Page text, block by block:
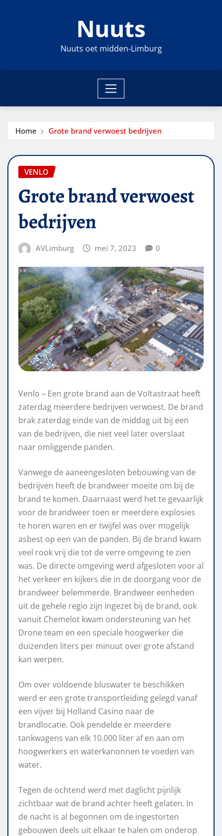
Nuuts
Nuuts oet midden-Limburg
Home Grote brand verwoest bedrijven
VENLO
Grote brand verwoest
bedrijven
AVLimburg mei 7, 2023 0
Venlo – Een grote brand aan de Voltastraat heeft
zaterdag meerdere bedrijven verwoest. De brand
brak zaterdag einde van de middag uit bij een
van de bedrijven, die niet veel later overslaat
naar omliggende panden.
Vanwege de aaneengesloten bebouwing van de
bedrijven heeft de brandweer moeite om bij de
brand te komen. Daarnaast werd het te gevaarlijk
voor de brandweer toen er meerdere explosies
te horen waren en er twijfel was over mogelijk
asbest op een van de panden. Bij de brand kwam
veel rook vrij die tot de verre omgeving te zien
was. De directe omgeving werd afgesloten voor al
het verkeer en kijkers die in de doorgang voor de
brandweer belemmerde. Brandweer eenheden
uit de gehele regio zijn ingezet bij de brand, ook
vanuit Chemelot kwam ondersteuning van het
Drone team en een speciale hoogwerker die
duizenden liters per minuut over grote afstand
kan werpen.
Om over voldoende bluswater te beschikken
werd er een grote transportleiding gelegd vanaf
een vijver bij Holland Casino naar de
brandlocatie. Ook pendelde er meerdere
tankwagens van elk 10.000 liter af en aan om
hoogwerkers en waterkanonnen te voeden van
water.
Tegen de ochtend werd met daglicht pijnlijk
zichtbaar wat de brand achter heeft gelaten. In
de nacht is al begonnen om de ingestorten
gebouwen deels uit elkaar te halen om onderop